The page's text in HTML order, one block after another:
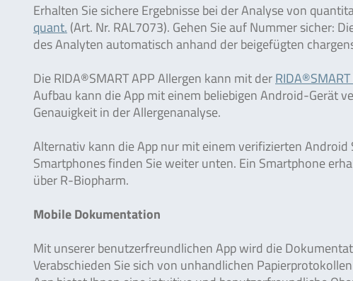
Erhalten Sie sichere Ergebnisse bei der Analyse von
quant. (Art. Nr. RAL7073). Gehen Sie auf Nummer sicher:
des Analyten automatisch anhand der beigefügten
Die RIDA®SMART APP Allergen kann mit der
Aufbau kann die App mit einem beliebigen Android-Gerät
Genauigkeit in der Allergenanalyse.
Alternativ kann die App nur mit einem verifizierten
Smartphones finden Sie weiter unten. Ein Smartphone
über R-Biopharm.
Mobile Dokumentation
Mit unserer benutzerfreundlichen App wird die
Verabschieden Sie sich von unhandlichen